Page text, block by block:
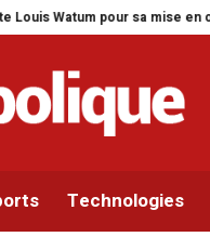
œuvre de son initiative
Technologies